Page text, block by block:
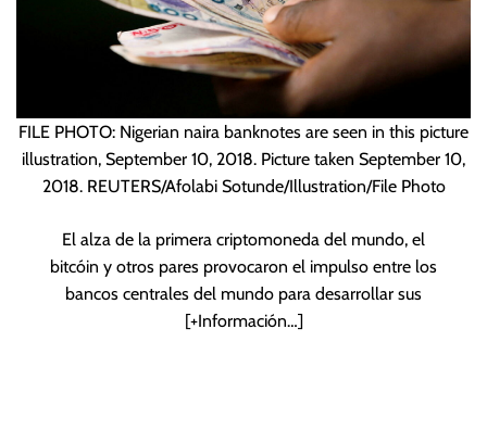
FILE PHOTO: Nigerian naira banknotes are seen in this picture
illustration, September 10, 2018. Picture taken September 10,
2018. REUTERS/Afolabi Sotunde/Illustration/File Photo
El alza de la primera criptomoneda del mundo, el
bitcóin y otros pares provocaron el impulso entre los
bancos centrales del mundo para desarrollar sus
[+Información…]